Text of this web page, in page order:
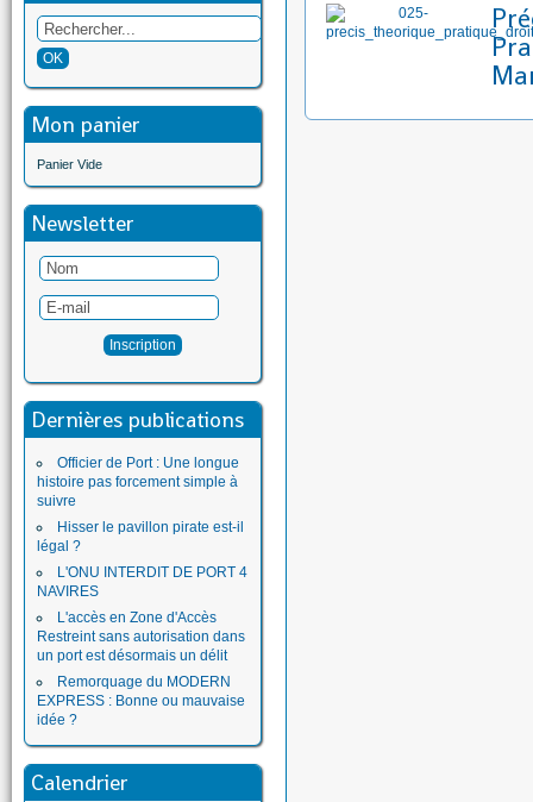
Mon panier
Panier Vide
Newsletter
Dernières publications
Officier de Port : Une longue
histoire pas forcement simple à
suivre
Hisser le pavillon pirate est-il
légal ?
L'ONU INTERDIT DE PORT 4
NAVIRES
L'accès en Zone d'Accès
Restreint sans autorisation dans
un port est désormais un délit
Remorquage du MODERN
EXPRESS : Bonne ou mauvaise
idée ?
Calendrier